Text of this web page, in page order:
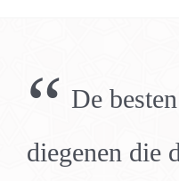
“ De
diegenen die